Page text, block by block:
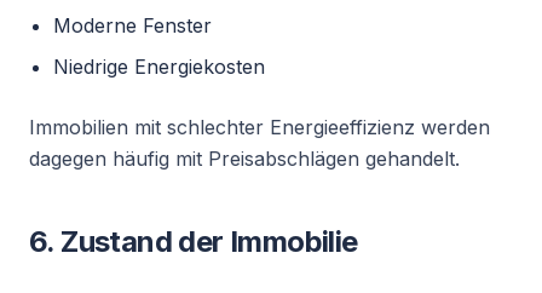
Moderne Fenster
Niedrige Energiekosten
Immobilien mit schlechter Energieeffizienz werden
dagegen häufig mit Preisabschlägen gehandelt.
6. Zustand der Immobilie